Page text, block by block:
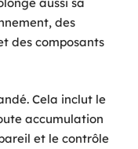
des
des composants
Cela inclut le
accumulation
et le contrôle